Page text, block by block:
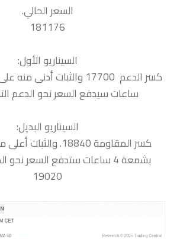
السعر الحالي.
181176
السيناريو الأول:
ساعات سيدفع السعر نحو الدعم التالي
السيناريو البديل:
كسر المقاومة 18840.
بشمعة 4 ساعات ستدفع السعر نحو
19020